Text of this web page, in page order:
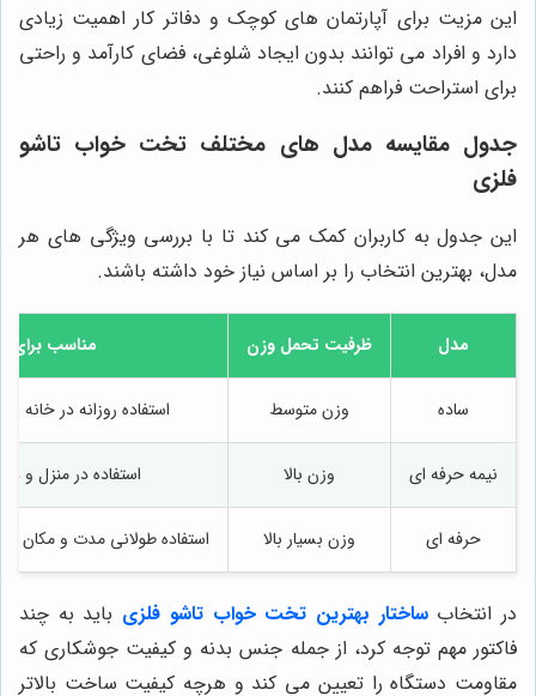
این مزیت برای آپارتمان های کوچک و دفاتر کار اهمیت زیادی
دارد و افراد می توانند بدون ایجاد شلوغی، فضای کارآمد و راحتی
برای استراحت فراهم کنند.
جدول مقایسه مدل های مختلف تخت خواب تاشو
فلزی
این جدول به کاربران کمک می کند تا با بررسی ویژگی های هر
مدل، بهترین انتخاب را بر اساس نیاز خود داشته باشند.
مدل ظرفیت تحمل وزن مناسب برای
ساده وزن متوسط استفاده روزانه در خانه و
نیمه حرفه ای وزن بالا استفاده در منزل و
حرفه ای وزن بسیار بالا استفاده طولانی مدت و مکان
در انتخابساختار بهترین تخت خواب تاشو فلزی باید به چند
فاکتور مهم توجه کرد، از جمله جنس بدنه و کیفیت جوشکاری که
مقاومت دستگاه را تعیین می کند و هرچه کیفیت ساخت بالاتر